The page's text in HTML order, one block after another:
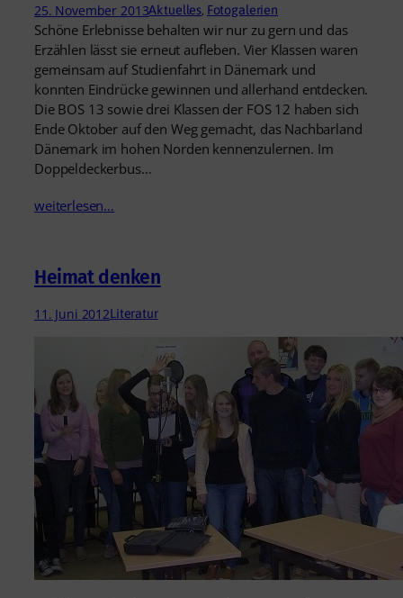
25. November 2013Aktuelles, Fotogalerien
Schöne Erlebnisse behalten wir nur zu gern und das
Erzählen lässt sie erneut aufleben. Vier Klassen waren
gemeinsam auf Studienfahrt in Dänemark und
konnten Eindrücke gewinnen und allerhand entdecken.
Die BOS 13 sowie drei Klassen der FOS 12 haben sich
Ende Oktober auf den Weg gemacht, das Nachbarland
Dänemark im hohen Norden kennenzulernen. Im
Doppeldeckerbus…
weiterlesen…
Heimat denken
11. Juni 2012Literatur